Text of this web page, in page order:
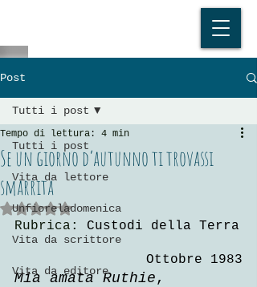
Post
Tutti i post
Vita da lettore
Unfioreladomenica
Vita da scrittore
Vita da editore
Tutti i post
Se un giorno d’autunno ti trovassi
smarrita
Tempo di lettura: 4 min
Valutazione NaN stelle su 5.
Rubrica: Custodi della Terra
Ottobre 1983
Mia amata Ruthie ,